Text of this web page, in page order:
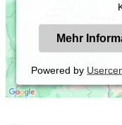
Mehr
Powered by